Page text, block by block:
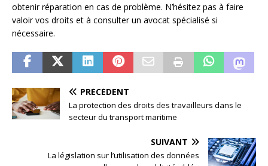
obtenir réparation en cas de problème. N’hésitez pas à faire
valoir vos droits et à consulter un avocat spécialisé si
nécessaire.
PRÉCÉDENT
La protection des droits des travailleurs dans le
secteur du transport maritime
SUIVANT
La législation sur l’utilisation des données